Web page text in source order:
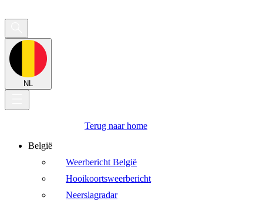
NL
Terug naar home
België
Weerbericht België
Hooikoortsweerbericht
Neerslagradar